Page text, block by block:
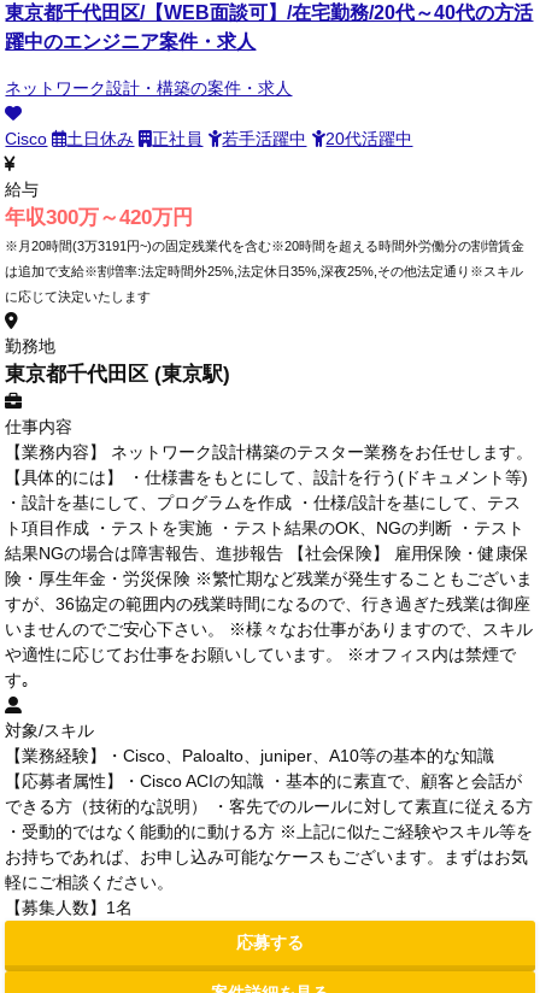
東京都千代田区/【WEB面談可】/在宅勤務/20代～40代の方活
躍中のエンジニア案件・求人
ネットワーク設計・構築の案件・求人
Cisco 土日休み 正社員 若手活躍中 20代活躍中
給与
年収300万～420万円
※月20時間(3万3191円~)の固定残業代を含む※20時間を超える時間外労働分の割増賃金
は追加で支給※割増率:法定時間外25%,法定休日35%,深夜25%,その他法定通り※スキル
に応じて決定いたします
勤務地
東京都千代田区 (東京駅)
仕事内容
【業務内容】 ネットワーク設計構築のテスター業務をお任せします。
【具体的には】 ・仕様書をもとにして、設計を行う(ドキュメント等)
・設計を基にして、プログラムを作成 ・仕様/設計を基にして、テス
ト項目作成 ・テストを実施 ・テスト結果のOK、NGの判断 ・テスト
結果NGの場合は障害報告、進捗報告 【社会保険】 雇用保険・健康保
険・厚生年金・労災保険 ※繁忙期など残業が発生することもございま
すが、36協定の範囲内の残業時間になるので、行き過ぎた残業は御座
いませんのでご安心下さい。 ※様々なお仕事がありますので、スキル
や適性に応じてお仕事をお願いしています。 ※オフィス内は禁煙で
す｡
対象/スキル
【業務経験】・Cisco、Paloalto、juniper、A10等の基本的な知識
【応募者属性】・Cisco ACIの知識 ・基本的に素直で、顧客と会話が
できる方（技術的な説明） ・客先でのルールに対して素直に従える方
・受動的ではなく能動的に動ける方 ※上記に似たご経験やスキル等を
お持ちであれば、お申し込み可能なケースもございます。まずはお気
軽にご相談ください。
【募集人数】1名
応募する